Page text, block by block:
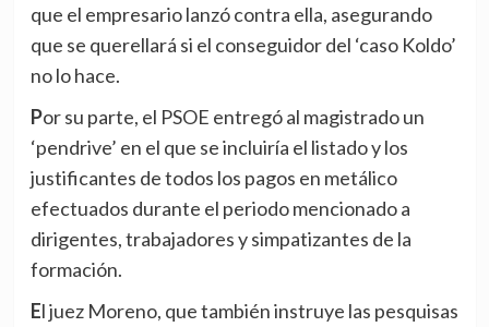
que el empresario lanzó contra ella, asegurando
que se querellará si el conseguidor del ‘caso Koldo’
no lo hace.
Por su parte, el PSOE entregó al magistrado un
‘pendrive’ en el que se incluiría el listado y los
justificantes de todos los pagos en metálico
efectuados durante el periodo mencionado a
dirigentes, trabajadores y simpatizantes de la
formación.
El juez Moreno, que también instruye las pesquisas